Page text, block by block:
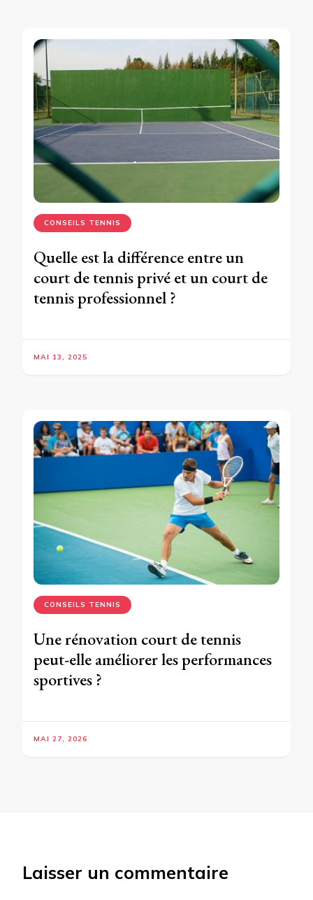
CONSEILS TENNIS
Quelle est la différence entre un
court de tennis privé et un court de
tennis professionnel ?
MAI 13, 2025
CONSEILS TENNIS
Une rénovation court de tennis
peut-elle améliorer les performances
sportives ?
MAI 27, 2026
Laisser un commentaire